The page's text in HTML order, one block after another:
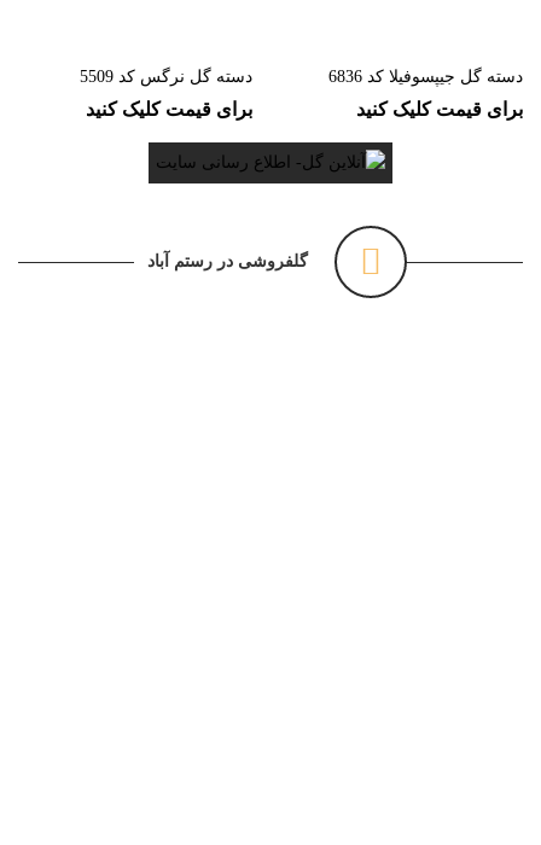
دسته گل جیپسوفیلا کد 6836
برای قیمت کلیک کنید
دسته گل نرگس کد 5509
برای قیمت کلیک کنید
گلفروشی در رستم آباد